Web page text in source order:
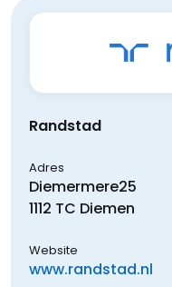
Randstad
Adres
Diemermere25
1112 TC Diemen
Website
www.randstad.nl